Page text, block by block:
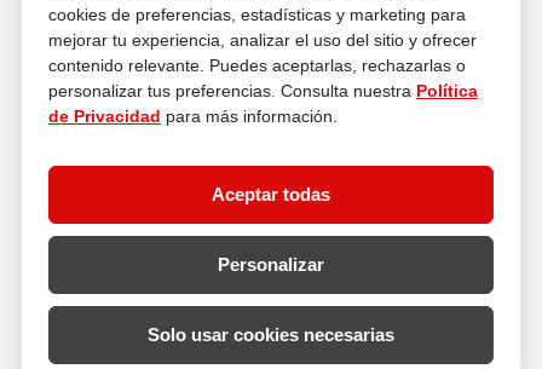
cookies de preferencias, estadísticas y marketing para
mejorar tu experiencia, analizar el uso del sitio y ofrecer
contenido relevante. Puedes aceptarlas, rechazarlas o
personalizar tus preferencias. Consulta nuestra Política
de Privacidad para más información.
Aceptar todas
Personalizar
Solo usar cookies necesarias
Descubre más